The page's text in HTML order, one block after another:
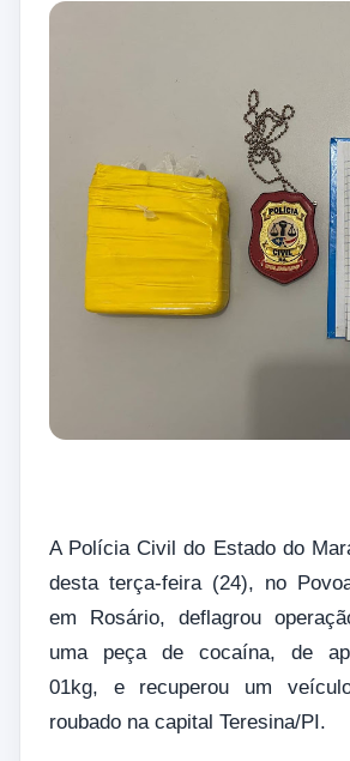
A Polícia Civil do Estado do
desta terça-feira (24), no
em Rosário, deflagrou
uma peça de cocaína, de
01kg, e recuperou um
roubado na capital Teresina/PI.